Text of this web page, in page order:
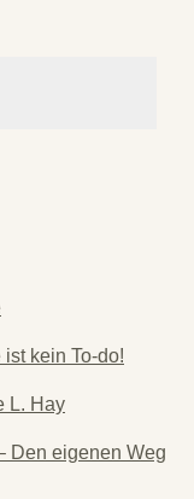
kein To-do!
L. Hay
Den eigenen Weg